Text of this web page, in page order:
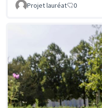
Projet lauréat 0